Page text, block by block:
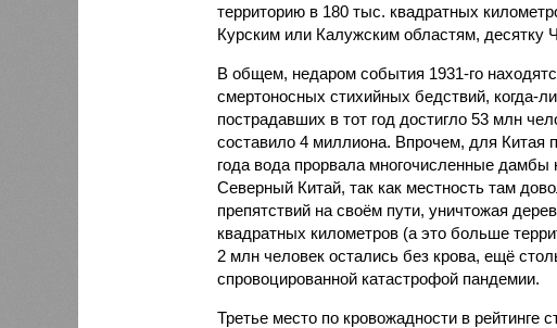
территорию в 180 тыс. квадратных
Курским или Калужским областям, десятку
В общем, недаром события 1931-го
смертоносных стихийных бедствий, когда-
пострадавших в тот год достигло 53 млн
составило 4 миллиона. Впрочем, для Китая
года вода прорвала многочисленные
Северный Китай, так как местность там
препятствий на своём пути, уничтожая
квадратных километров (а это больше
2 млн человек остались без крова, ещё
спровоцированной катастрофой пандемии.
Третье место по кровожадности в рейтинге